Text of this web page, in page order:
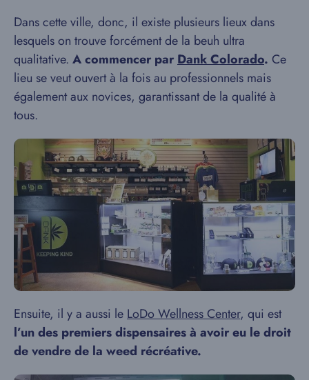
Dans cette ville, donc, il existe plusieurs lieux dans
lesquels on trouve forcément de la beuh ultra
qualitative. A commencer parDank Colorado. Ce
lieu se veut ouvert à la fois au professionnels mais
également aux novices, garantissant de la qualité à
tous.
Ensuite, il y a aussi le LoDo Wellness Center, qui est
l’un des premiers dispensaires à avoir eu le droit
de vendre de la weed récréative.